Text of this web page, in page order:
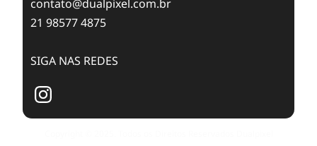
contato@dualpixel.com.br
21 98577 4875
SIGA NAS REDES